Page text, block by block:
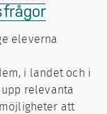
eleverna
i landet och i
relevanta
att